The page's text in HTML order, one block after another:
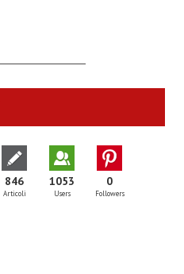
846
Articoli
1053
Users
0
Followers